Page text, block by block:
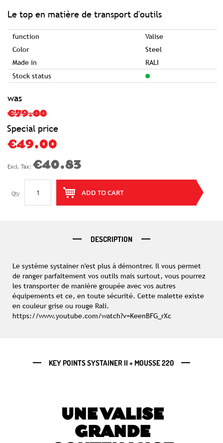
Le top en matière de transport d'outils
function
Valise
Color
Steel
Made in
RALI
Stock status
was
€79.00
Special price
€49.00
€40.83
Qty ADD TO CART
images
gallery
DESCRIPTION
Le système systainer n'est plus à démontrer. Il vous permet
de ranger parfaitement vos outils mais surtout, vous pourrez
les transporter de manière groupée avec vos autres
équipements et ce, en toute sécurité. Cette malette existe
en couleur grise ou rouge Rali.
https://www.youtube.com/watch?v=KeenBFG_rXc
KEY POINTS SYSTAINER II + MOUSSE 220
UNE VALISE
GRANDE